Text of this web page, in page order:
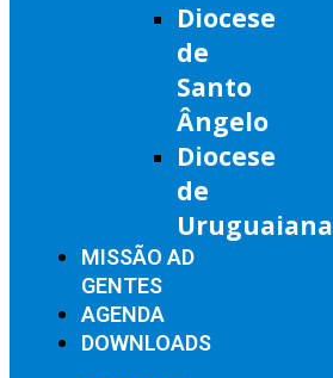
Diocese
de
Santo
Ângelo
Diocese
de
Uruguaiana
MISSÃO AD
GENTES
AGENDA
DOWNLOADS